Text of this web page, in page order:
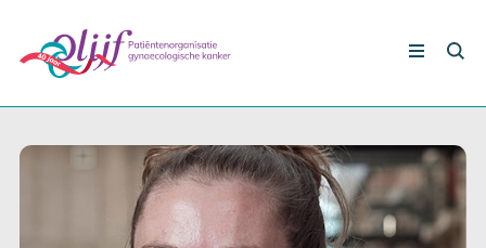
Gynaecologische kankers
Lotgenoten
Nieuws